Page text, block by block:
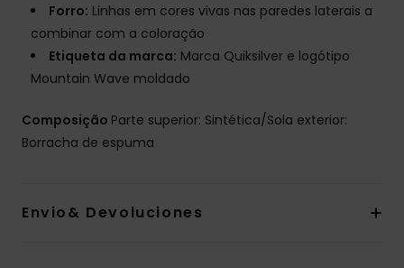
Forro: Linhas em cores vivas nas paredes laterais a
combinar com a coloração
Etiqueta da marca: Marca Quiksilver e logótipo
Mountain Wave moldado
Composição Parte superior: Sintética/Sola exterior:
Borracha de espuma
Envio& Devoluciones